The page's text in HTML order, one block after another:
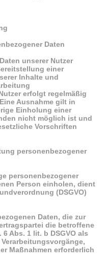
Daten
unserer Nutzer
einer
Inhalte und
erfolgt regelmäßig
Ausnahme gilt in
Einholung einer
nicht möglich ist und
Vorschriften
personenbezogener
personenbezogener
Person einholen, dient
(DSGVO)
Daten, die zur
die betroffene
Abs. 1 lit. b DSGVO als
Maßnahmen erforderlich